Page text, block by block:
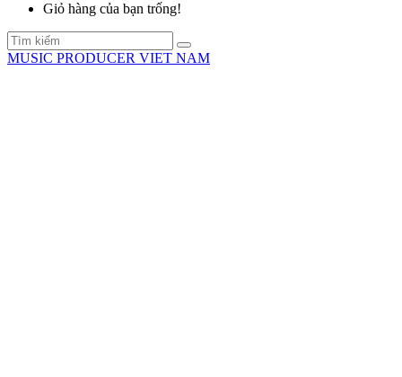
Giỏ hàng của bạn trống!
MUSIC PRODUCER VIET NAM